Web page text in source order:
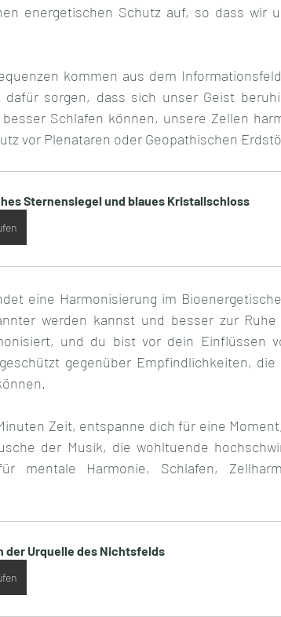
energetischen Schutz auf, so dass wir
kommen aus dem
sorgen, dass sich unser Geist
Schlafen können, unsere Zellen
vor Plenataren oder Geopathischen
Sternensiegel und blaues Kristallschloss
eine Harmonisierung im
werden kannst und besser zur
und du bist vor dein Einflüssen
gegenüber Empfindlichkeiten,
Zeit, entspanne dich für eine
der Musik, die wohltuende
mentale Harmonie, Schlafen,
der Urquelle des Nichtsfelds